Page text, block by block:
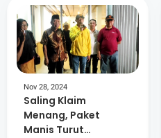
Nov 28, 2024
Saling Klaim
Menang, Paket
Manis Turut